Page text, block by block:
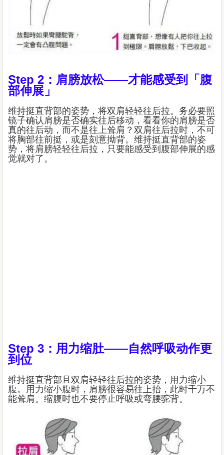
Step 2：肩膀放松——才能感受到「腹
部伸展」
维持挺直背部的姿势，将双肩轻轻往后拉。务必要照
镜子确认肩膀是否确实往后移动，看看你的肩膀是否
真的往后动，而不是往上耸肩？双肩往后拉时，不可
将胸部往前挺，或是刻意拗背。维持挺直背部的姿
势，将肩膀轻轻往后拉，只要能感受到腹部伸展的感
觉就对了。
Step 3：用力缩肚——自然呼吸动作更
到位
维持挺直背部且双肩轻轻往后拉的姿势，用力缩小
腹。用力缩小腹时，肩膀很容易往上抬，此时千万不
能耸肩。缩腹时也不要停止呼吸或弯腰驼背。